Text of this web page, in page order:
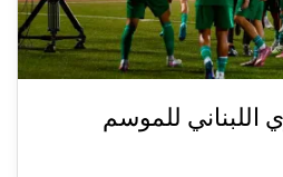
اللبناني للموسم